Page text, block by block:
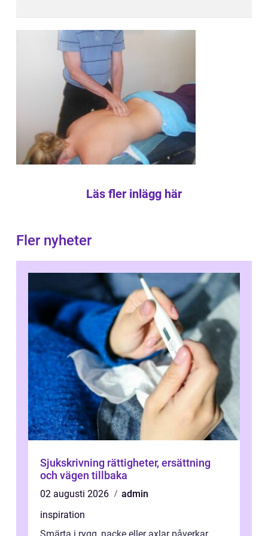
Läs fler inlägg här
Fler nyheter
Sjukskrivning rättigheter, ersättning
och vägen tillbaka
02 augusti 2026
admin
inspiration